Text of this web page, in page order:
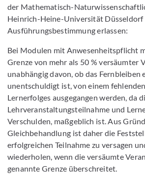
der Mathematisch-
Heinrich-Heine-Universität Düsseldorf
Ausführungsbestimmung erlassen:
Bei Modulen mit Anwesenheitspflicht
Grenze von mehr als 50 % versäumter
unabhängig davon, ob das
unentschuldigt ist, von einem
Lernerfolges ausgegangen werden, da
Lehrveranstaltungsteilnahme und
Verschulden, maßgeblich ist. Aus
Gleichbehandlung ist daher die
erfolgreichen Teilnahme zu versagen
wiederholen, wenn die versäumte
genannte Grenze überschreitet.